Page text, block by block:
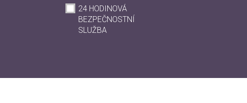
24 HODINOVÁ
BEZPEČNOSTNÍ
SLUŽBA